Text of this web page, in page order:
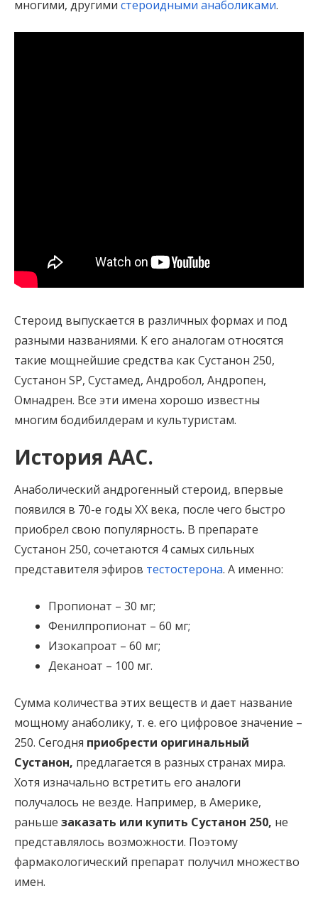
многими, другими стероидными анаболиками.
Стероид выпускается в различных формах и под
разными названиями. К его аналогам относятся
такие мощнейшие средства как Сустанон 250,
Сустанон SP, Сустамед, Андробол, Андропен,
Омнадрен. Все эти имена хорошо известны
многим бодибилдерам и культуристам.
История ААС.
Анаболический андрогенный стероид, впервые
появился в 70-е годы ХХ века, после чего быстро
приобрел свою популярность. В препарате
Сустанон 250, сочетаются 4 самых сильных
представителя эфиров тестостерона. А именно:
Пропионат – 30 мг;
Фенилпропионат – 60 мг;
Изокапроат – 60 мг;
Деканоат – 100 мг.
Сумма количества этих веществ и дает название
мощному анаболику, т. е. его цифровое значение –
250. Сегодня приобрести оригинальный
Сустанон, предлагается в разных странах мира.
Хотя изначально встретить его аналоги
получалось не везде. Например, в Америке,
раньше заказать или купить Сустанон 250, не
представлялось возможности. Поэтому
фармакологический препарат получил множество
имен.